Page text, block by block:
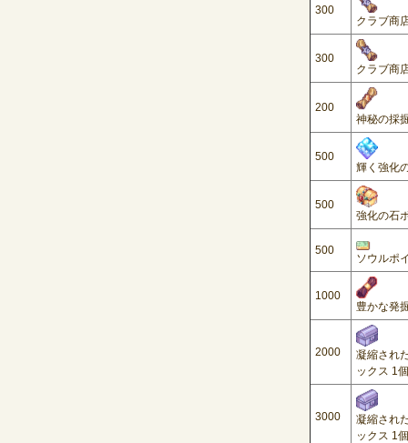
300
クラブ商
300
クラブ商
200
神秘の採
500
輝く強化
500
強化の石
500
ソウルポ
1000
豊かな発
2000
凝縮され
ックス 1個
3000
凝縮され
ックス 1個